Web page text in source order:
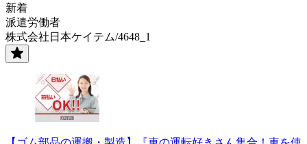
新着
派遣労働者
株式会社日本ケイテム/4648_1